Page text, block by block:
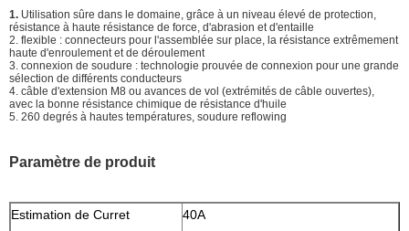
1. Utilisation sûre dans le domaine, grâce à un niveau élevé de protection,
résistance à haute résistance de force, d'abrasion et d'entaille
2. flexible : connecteurs pour l'assemblée sur place, la résistance extrêmement
haute d'enroulement et de déroulement
3. connexion de soudure : technologie prouvée de connexion pour une grande
sélection de différents conducteurs
4. câble d'extension M8 ou avances de vol (extrémités de câble ouvertes),
avec la bonne résistance chimique de résistance d'huile
5. 260 degrés à hautes températures, soudure reflowing
Paramètre de produit
Estimation de Curret 40A